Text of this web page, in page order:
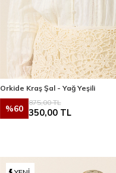
Orkide Kraş Şal - Yağ Yeşili
%60
875,00TL
350,00TL